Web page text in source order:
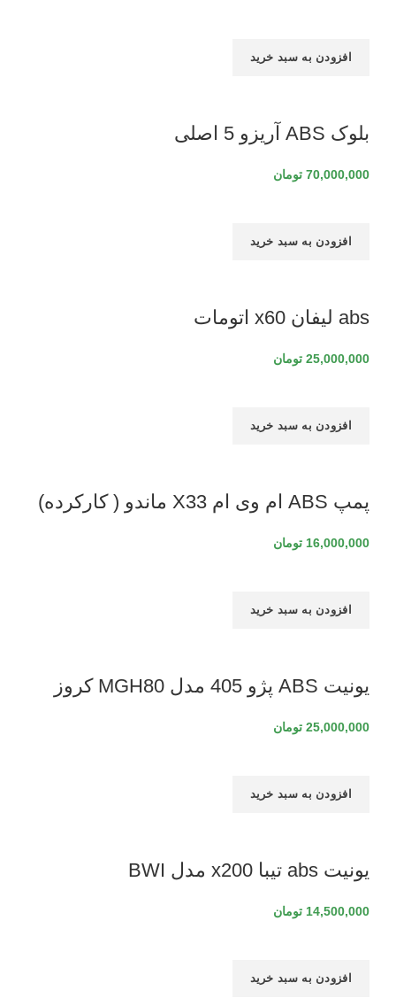
افزودن به سبد خرید
بلوک ABS آریزو 5 اصلی
70,000,000 تومان
افزودن به سبد خرید
abs لیفان x60 اتومات
25,000,000 تومان
افزودن به سبد خرید
پمپ ABS ام وی ام X33 ماندو ( کارکرده)
16,000,000 تومان
افزودن به سبد خرید
یونیت ABS پژو 405 مدل MGH80 کروز
25,000,000 تومان
افزودن به سبد خرید
یونیت abs تیبا x200 مدل BWI
14,500,000 تومان
افزودن به سبد خرید